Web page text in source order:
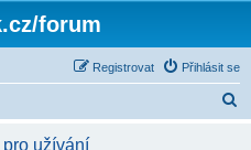
forum
Přihlásit se
Registrovat
užívání